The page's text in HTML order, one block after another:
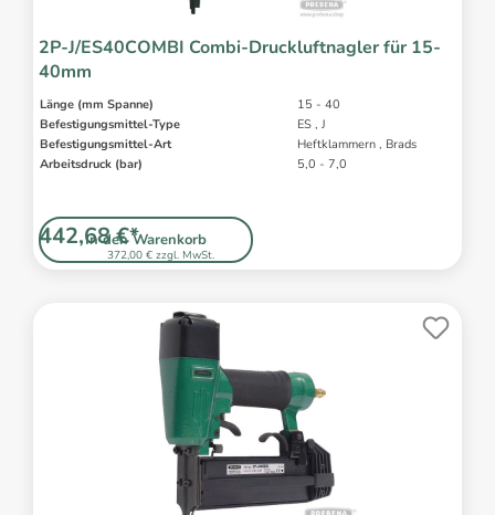
2P-J/ES40COMBI Combi-Druckluftnagler für 15-
40mm
Länge (mm Spanne)
15 - 40
Befestigungsmittel-Type
ES , J
Befestigungsmittel-Art
Heftklammern , Brads
Arbeitsdruck (bar)
5,0 - 7,0
In den Warenkorb
372,00 € zzgl. MwSt.
442,68 €*